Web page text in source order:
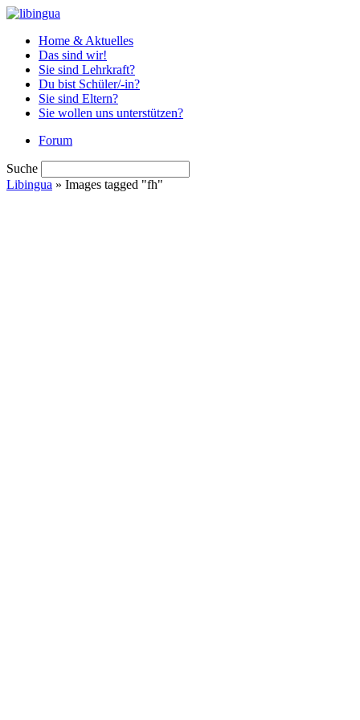
Home & Aktuelles
Das sind wir!
Sie sind Lehrkraft?
Du bist Schüler/-in?
Sie sind Eltern?
Sie wollen uns unterstützen?
Forum
Suche
Libingua » Images tagged "fh"